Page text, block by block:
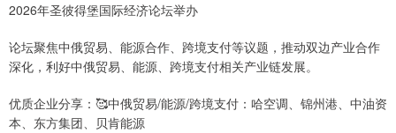
2026年圣彼得堡国际经济论坛举办
论坛聚焦中俄贸易、能源合作、跨境支付等议题，推动双边产业合作
深化，利好中俄贸易、能源、跨境支付相关产业链发展。
优质企业分享：🥰中俄贸易/能源/跨境支付：哈空调、锦州港、中油资
本、东方集团、贝肯能源